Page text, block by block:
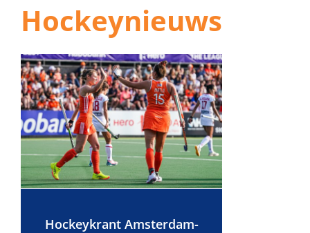
Hockeynieuws
Hockeykrant Amsterdam-